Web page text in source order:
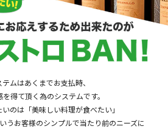
ムはあくまでお支払時、
得て頂く為のシステムです。
のは「美味しい料理が食べたい」
うお客様のシンプルで当たり前のニーズに